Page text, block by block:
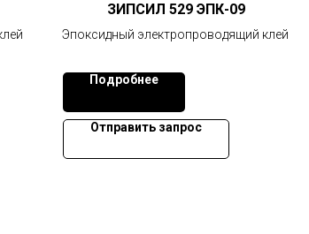
ЗИПСИЛ 529 ЭПК-09
Эпоксидный электропроводящий клей
Подробнее
Отправить запрос